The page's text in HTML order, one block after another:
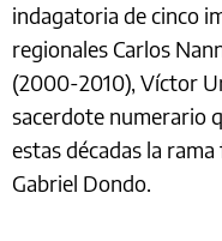
indagatoria de cinco
regionales Carlos
(2000-2010), Víctor
sacerdote numerario
estas décadas la
Gabriel Dondo.